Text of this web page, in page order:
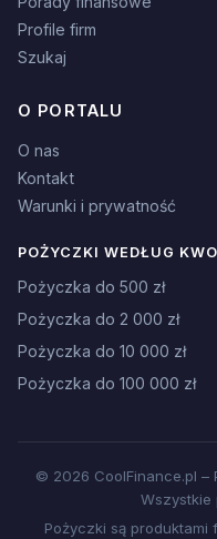
Profile firm
Szukaj
O PORTALU
O nas
Kontakt
Warunki i prywatność
POŻYCZKI WEDŁUG
Pożyczka do 500 zł
Pożyczka do 2 000 zł
Pożyczka do 10 000 zł
Pożyczka do 100 000 zł
© 2026 CoolFinance.pl –
Wszystkie
Pożyczki są produktami